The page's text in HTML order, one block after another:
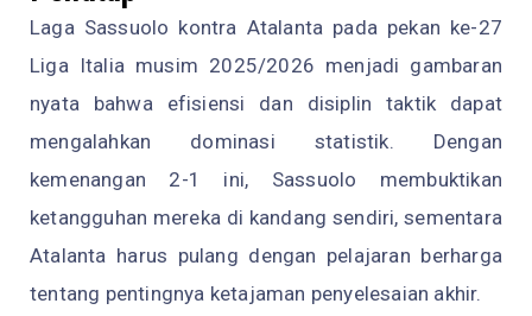
Laga Sassuolo kontra Atalanta pada pekan ke-27
Liga Italia musim 2025/2026 menjadi gambaran
nyata bahwa efisiensi dan disiplin taktik dapat
mengalahkan dominasi statistik. Dengan
kemenangan 2-1 ini, Sassuolo membuktikan
ketangguhan mereka di kandang sendiri, sementara
Atalanta harus pulang dengan pelajaran berharga
tentang pentingnya ketajaman penyelesaian akhir.